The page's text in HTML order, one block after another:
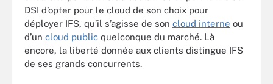
DSI d’opter pour le cloud de son choix pour
déployer IFS, qu’il s’agisse de son cloud interne ou
d’un cloud public quelconque du marché. Là
encore, la liberté donnée aux clients distingue IFS
de ses grands concurrents.